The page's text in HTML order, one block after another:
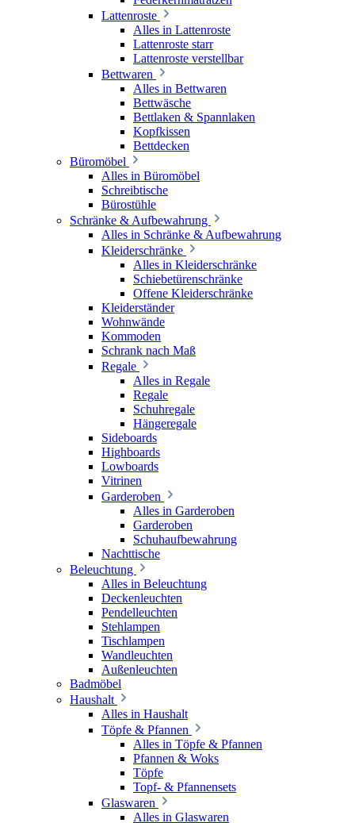
Lattenroste
Alles in Lattenroste
Lattenroste starr
Lattenroste verstellbar
Bettwaren
Alles in Bettwaren
Bettwäsche
Bettlaken & Spannlaken
Kopfkissen
Bettdecken
Büromöbel
Alles in Büromöbel
Schreibtische
Bürostühle
Schränke & Aufbewahrung
Alles in Schränke & Aufbewahrung
Kleiderschränke
Alles in Kleiderschränke
Schiebetürenschränke
Offene Kleiderschränke
Kleiderständer
Wohnwände
Kommoden
Schrank nach Maß
Regale
Alles in Regale
Regale
Schuhregale
Hängeregale
Sideboards
Highboards
Lowboards
Vitrinen
Garderoben
Alles in Garderoben
Garderoben
Schuhaufbewahrung
Nachttische
Beleuchtung
Alles in Beleuchtung
Deckenleuchten
Pendelleuchten
Stehlampen
Tischlampen
Wandleuchten
Außenleuchten
Badmöbel
Haushalt
Alles in Haushalt
Töpfe & Pfannen
Alles in Töpfe & Pfannen
Pfannen & Woks
Töpfe
Topf- & Pfannensets
Glaswaren
Alles in Glaswaren